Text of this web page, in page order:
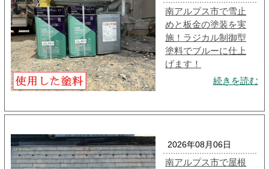
南アルプス市で雪止
めと板金の塗装を実
施！ラジカル制御型
塗料でブルーに仕上
げます！
続きを読む
2026年08月06日
南アルプス市で屋根